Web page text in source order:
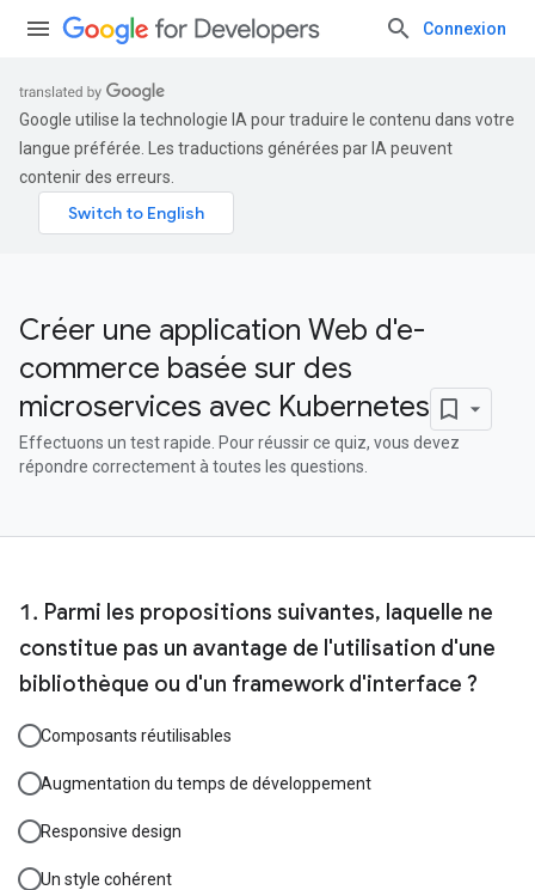
Connexion
Google utilise la technologie IA pour traduire le contenu dans votre
langue préférée. Les traductions générées par IA peuvent
contenir des erreurs.
Créer une application Web d'e-
commerce basée sur des
microservices avec Kubernetes
Effectuons un test rapide. Pour réussir ce quiz, vous devez
répondre correctement à toutes les questions.
Parmi les propositions suivantes, laquelle ne
constitue pas un avantage de l'utilisation d'une
bibliothèque ou d'un framework d'interface ?
Composants réutilisables
Augmentation du temps de développement
Responsive design
Un style cohérent